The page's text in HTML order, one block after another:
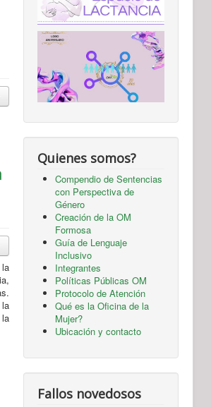
Quienes somos?
Compendio de Sentencias
con Perspectiva de
Género
Creación de la OM
Formosa
Guía de Lenguaje
Inclusivo
Integrantes
Políticas Públicas OM
Protocolo de Atención
Qué es la Oficina de la
Mujer?
Ubicación y contacto
Fallos novedosos